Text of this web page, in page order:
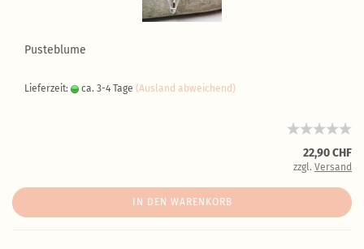
Pusteblume
Lieferzeit: ca. 3-4 Tage (Ausland abweichend)
22,90 CHF
zzgl. Versand
IN DEN WARENKORB